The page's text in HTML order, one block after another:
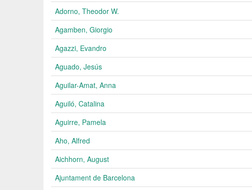
Adorno, Theodor W.
Agamben, Giorgio
Agazzi, Evandro
Aguado, Jesús
Aguilar-Amat, Anna
Aguiló, Catalina
Aguirre, Pamela
Aho, Alfred
Aichhorn, August
Ajuntament de Barcelona